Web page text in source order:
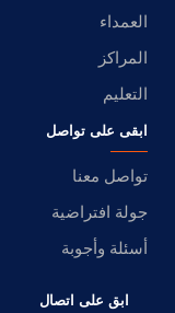
العمداء
المراكز
التعليم
ابقى على تواصل
تواصل معنا
جولة افتراضية
أسئلة وأجوبة
ابق على اتصال